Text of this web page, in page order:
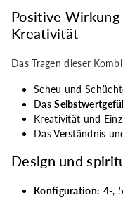
Positive
Kreativität
Das Tragen dieser
Scheu und
Das
Kreativität und
Das Verständnis
Design und
Konfiguration: 4-,